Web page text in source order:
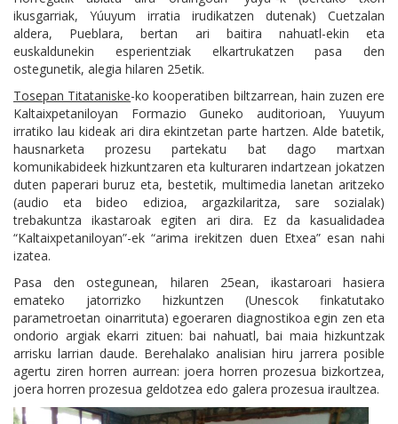
ikusgarriak, Yúuyum irratia irudikatzen dutenak) Cuetzalan
aldera, Pueblara, bertan ari baitira nahuatl-ekin eta
euskaldunekin esperientziak elkartrukatzen pasa den
ostegunetik, alegia hilaren 25etik.
Tosepan Titataniske-ko kooperatiben biltzarrean, hain zuzen ere
Kaltaixpetaniloyan Formazio Guneko auditorioan, Yuuyum
irratiko lau kideak ari dira ekintzetan parte hartzen. Alde batetik,
hausnarketa prozesu partekatu bat dago martxan
komunikabideek hizkuntzaren eta kulturaren indartzean jokatzen
duten paperari buruz eta, bestetik, multimedia lanetan aritzeko
(audio eta bideo edizioa, argazkilaritza, sare sozialak)
trebakuntza ikastaroak egiten ari dira. Ez da kasualidadea
“Kaltaixpetaniloyan”-ek “arima irekitzen duen Etxea” esan nahi
izatea.
Pasa den ostegunean, hilaren 25ean, ikastaroari hasiera
emateko jatorrizko hizkuntzen (Unescok finkatutako
parametroetan oinarrituta) egoeraren diagnostikoa egin zen eta
ondorio argiak ekarri zituen: bai nahuatl, bai maia hizkuntzak
arrisku larrian daude. Berehalako analisian hiru jarrera posible
agertu ziren horren aurrean: joera horren prozesua bizkortzea,
joera horren prozesua geldotzea edo galera prozesua iraultzea.